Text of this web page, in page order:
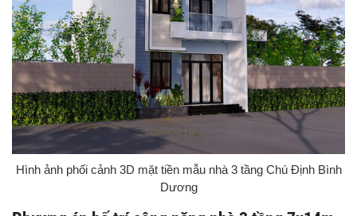
Hình ảnh phối cảnh 3D mặt tiền mẫu nhà 3 tầng Chú Định Bình
Dương